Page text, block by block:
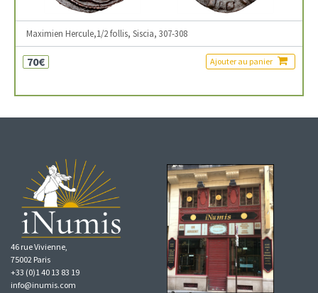
Maximien Hercule,1/2 follis, Siscia, 307-308
70€ Ajouter au panier
46 rue Vivienne,
75002 Paris
+33 (0)1 40 13 83 19
info@inumis.com